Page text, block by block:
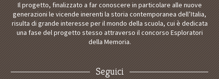
Il progetto, finalizzato a far conoscere in particolare alle nuove
generazioni le vicende inerenti la storia contemporanea dell’Italia,
risulta di grande interesse per il mondo della scuola, cui è dedicata
una fase del progetto stesso attraverso il concorso Esploratori
della Memoria.
Seguici